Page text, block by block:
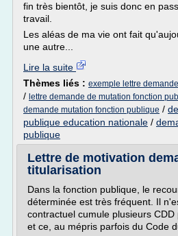
fin très bientôt, je suis donc en
travail.
Les aléas de ma vie ont fait
une autre...
Lire la suite
Thèmes liés : exemple lettre
/ lettre demande de mutation fonction
demande mutation fonction publique /
publique education nationale /
publique
Lettre de motivation
titularisation
Dans la fonction publique, le
déterminée est très fréquent. Il
contractuel cumule plusieurs CDD
et ce, au mépris parfois du Code